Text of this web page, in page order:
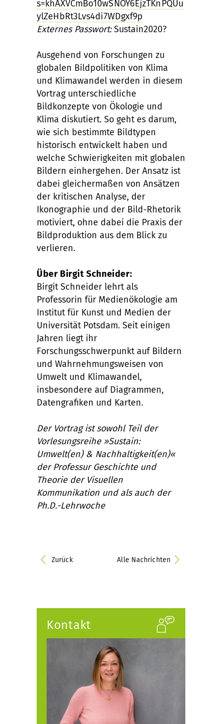
s=khAXVCmBo10wSNOY6EjzTKnPQUu
ylZeHbRt3Lvs4di7WDgxf9p
Externes Passwort:Sustain2020?
Ausgehend von Forschungen zu
globalen Bildpolitiken von Klima
und Klimawandel werden in diesem
Vortrag unterschiedliche
Bildkonzepte von Ökologie und
Klima diskutiert. So geht es darum,
wie sich bestimmte Bildtypen
historisch entwickelt haben und
welche Schwierigkeiten mit globalen
Bildern einhergehen. Der Ansatz ist
dabei gleichermaßen von Ansätzen
der kritischen Analyse, der
Ikonographie und der Bild-Rhetorik
motiviert, ohne dabei die Praxis der
Bildproduktion aus dem Blick zu
verlieren.
Über Birgit Schneider:
Birgit Schneider lehrt als
Professorin für Medienökologie am
Institut für Kunst und Medien der
Universität Potsdam. Seit einigen
Jahren liegt ihr
Forschungsschwerpunkt auf Bildern
und Wahrnehmungsweisen von
Umwelt und Klimawandel,
insbesondere auf Diagrammen,
Datengrafiken und Karten.
Der Vortrag ist sowohl Teil der
Vorlesungsreihe »Sustain:
Umwelt(en) & Nachhaltigkeit(en)«
der Professur Geschichte und
Theorie der Visuellen
Kommunikation und als auch der
Ph.D.-Lehrwoche
Zurück Alle Nachrichten
Kontakt